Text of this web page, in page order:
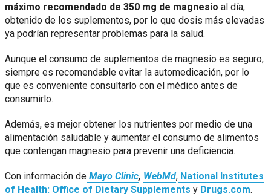
máximo recomendado de 350 mg de magnesio al día,
obtenido de los suplementos, por lo que dosis más elevadas
ya podrían representar problemas para la salud.
Aunque el consumo de suplementos de magnesio es seguro,
siempre es recomendable evitar la automedicación, por lo
que es conveniente consultarlo con el médico antes de
consumirlo.
Además, es mejor obtener los nutrientes por medio de una
alimentación saludable y aumentar el consumo de alimentos
que contengan magnesio para prevenir una deficiencia.
Con información de Mayo Clinic, WebMd, National Institutes
of Health: Office of Dietary Supplements y Drugs.com.